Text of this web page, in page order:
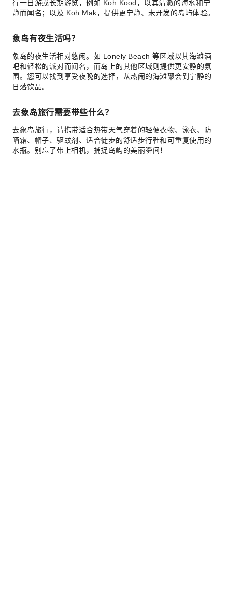
行一日游或长期游览，例如 Koh Kood，以其清澈的海水和宁
静而闻名；以及 Koh Mak，提供更宁静、未开发的岛屿体验。
象岛有夜生活吗？
象岛的夜生活相对悠闲。如 Lonely Beach 等区域以其海滩酒
吧和轻松的派对而闻名，而岛上的其他区域则提供更安静的氛
围。您可以找到享受夜晚的选择，从热闹的海滩聚会到宁静的
日落饮品。
去象岛旅行需要带些什么？
去象岛旅行，请携带适合热带天气穿着的轻便衣物、泳衣、防
晒霜、帽子、驱蚊剂、适合徒步的舒适步行鞋和可重复使用的
水瓶。别忘了带上相机，捕捉岛屿的美丽瞬间！